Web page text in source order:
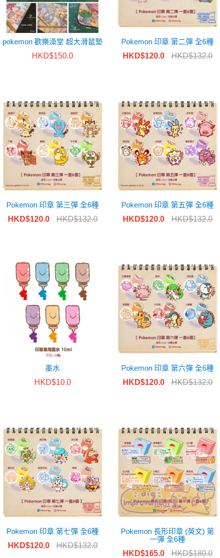
pokemon 歡樂澡堂 超大滑鼠墊
HKD$150.0
Pokemon 印章 第二彈 全6種
HKD$120.0
HKD$132.0
Pokemon 印章 第三彈 全6種
HKD$120.0
HKD$132.0
Pokemon 印章 第五彈 全6種
HKD$120.0
HKD$132.0
墨水
HKD$10.0
Pokemon 印章 第六彈 全6種
HKD$120.0
HKD$132.0
Pokemon 印章 第七彈 全6種
HKD$120.0
HKD$132.0
Pokemon 長形印章 (英文) 第
一彈 全6種
HKD$165.0
HKD$180.0